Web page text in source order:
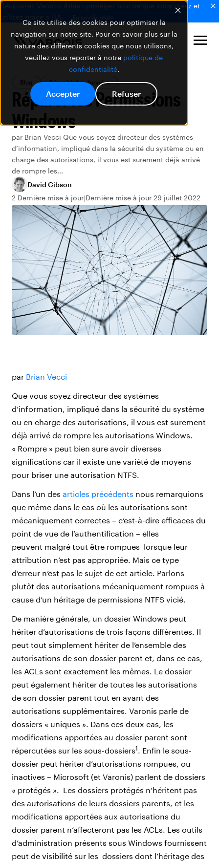
Ce site utilise des cookies pour optimiser la
navigation sur notre site. Pour en savoir plus sur la
nature des différents cookies que nous utilisons,
veuillez vous reporter à notre politique de
confidentialité.
Accepter Refuser
Découvrez Varonis Atlas : protégez tout ce que vous créez et
utilisez grâce à l'IA.
En savoir plus
Blog Sécurité des données
Réparer les Permissions
Windows
par Brian Vecci Que vous soyez directeur des systèmes
d’information, impliqué dans la sécurité du système ou en
charge des autorisations, il vous est surement déjà arrivé
de rompre les...
David Gibson
2 Dernière mise à jour Dernière mise à jour 29 juillet 2022
par Brian Vecci
Que vous soyez directeur des systèmes
d’information, impliqué dans la sécurité du système
ou en charge des autorisations, il vous est surement
déjà arrivé de rompre les autorisations Windows.
« Rompre » peut bien sure avoir diverses
significations car il existe une variété de moyens
pour briser une autorisation NTFS.
Dans l’un des articles précédents nous remarquions
que même dans le cas où les autorisations sont
mécaniquement correctes – c’est-à-dire efficaces du
point de vue de l’authentification – elles
peuvent malgré tout être rompues lorsque leur
attribution n’est pas appropriée. Mais ce type
d’erreur n’est pas le sujet de cet article. Parlons
plutôt des autorisations mécaniquement rompues à
cause d’un héritage de permissions NTFS vicié.
De manière générale, un dossier Windows peut
hériter d’autorisations de trois façons différentes. Il
peut tout simplement hériter de l’ensemble des
autorisations de son dossier parent et, dans ce cas,
les ACLs sont exactement les mêmes. Le dossier
peut également hériter de toutes les autorisations
de son dossier parent tout en ayant des
autorisations supplémentaires. Varonis parle de
dossiers « uniques ». Dans ces deux cas, les
modifications apportées au dossier parent sont
répercutées sur les sous-dossiers1
. Enfin le sous-
dossier peut hériter d’autorisations rompues, ou
inactives – Microsoft (et Varonis) parlent de dossiers
« protégés ». Les dossiers protégés n’héritent pas
des autorisations de leurs dossiers parents, et les
modifications apportées aux autorisations du
dossier parent n’affecteront pas les ACLs. Les outils
d’administration présents sous Windows fournissent
peut de visibilité sur les dossiers dont l’héritage des